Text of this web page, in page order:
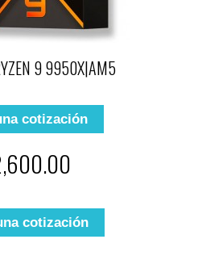
9 9950X|AM5
cotización
cotización